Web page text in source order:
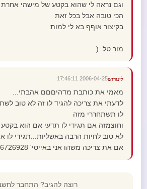
וגם נראה לי שהוא בקטע של מישהי
הכי טובה אבל בכל זאת
בקיצור אוףף בא לי למות
מור טל :(
לינורוש2006-04-25 17:46:11
מאמי את כותבת מדהיםםם אהבתי...
לדעתי את צריכה להגיד לו זה לא טוב
לו תשתחררי מזה
וחוצמזה אם תגידי לו תדעי אם הוא
לא טוב לחיות הרבה באשליות...תגידי לו
אם את צריכה משהו אני באייסי' 336726928 מוואה
רוצה להגיב? התחבר